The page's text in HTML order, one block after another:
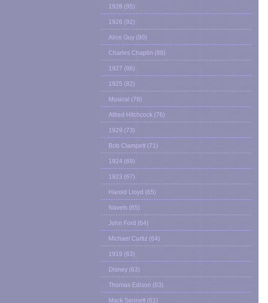
1928 (95)
1926 (92)
Alice Guy (90)
Charles Chaplin (88)
1927 (86)
1925 (82)
Musical (78)
Alfred Hitchcock (76)
1929 (73)
Bob Clampett (71)
1924 (69)
1923 (67)
Harold Lloyd (65)
Navets (65)
John Ford (64)
Michael Curtiz (64)
1919 (63)
Disney (63)
Thomas Edison (63)
Mack Sennett (61)